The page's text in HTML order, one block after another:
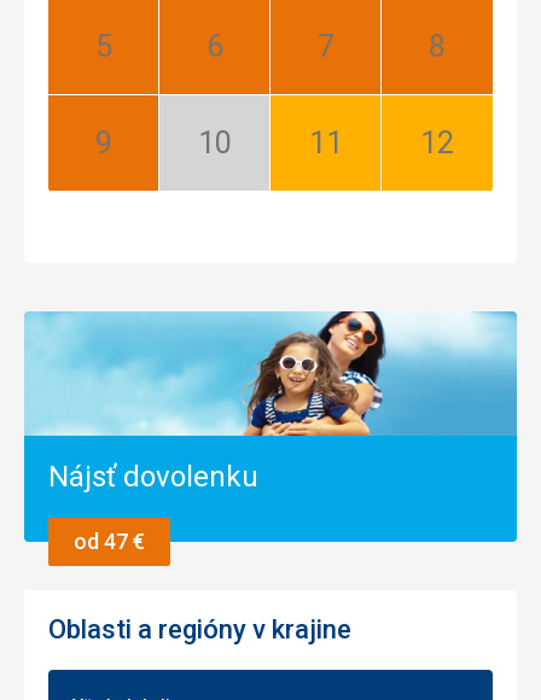
Máj:
Jún:
Júl:
August:
September:
Október:
November:
December:
Nájsť dovolenku
od 47 €
Oblasti a regióny v krajine